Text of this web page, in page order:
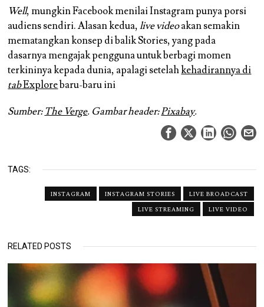
Well, mungkin Facebook menilai Instagram punya porsi
audiens sendiri. Alasan kedua,live videoakan semakin
mematangkan konsep di balik Stories, yang pada
dasarnya mengajak pengguna untuk berbagi momen
terkininya kepada dunia, apalagi setelahkehadirannya di
tabExplorebaru-baru ini
Sumber: The Verge. Gambar header:Pixabay.
TAGS:
INSTAGRAM INSTAGRAM STORIES
LIVE BROADCAST
LIVE STREAMING
LIVE VIDEO
RELATED POSTS